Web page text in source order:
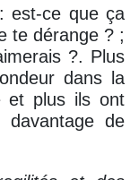
est-ce que ça
te dérange ? ;
?. Plus
dans la
et plus ils ont
de